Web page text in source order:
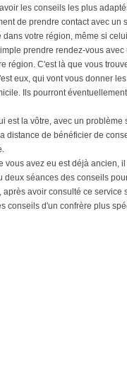
les conseils les plus
de prendre contact avec
votre région, même si
prendre rendez-vous
région. C'est là que vous
eux, qui vont vous donner
Ils pourront
est la vôtre, avec un
distance de bénéficier de
vous avez eu est déjà ancien,
deux séances des conseils
après avoir consulté ce
conseils d'un confrère plus